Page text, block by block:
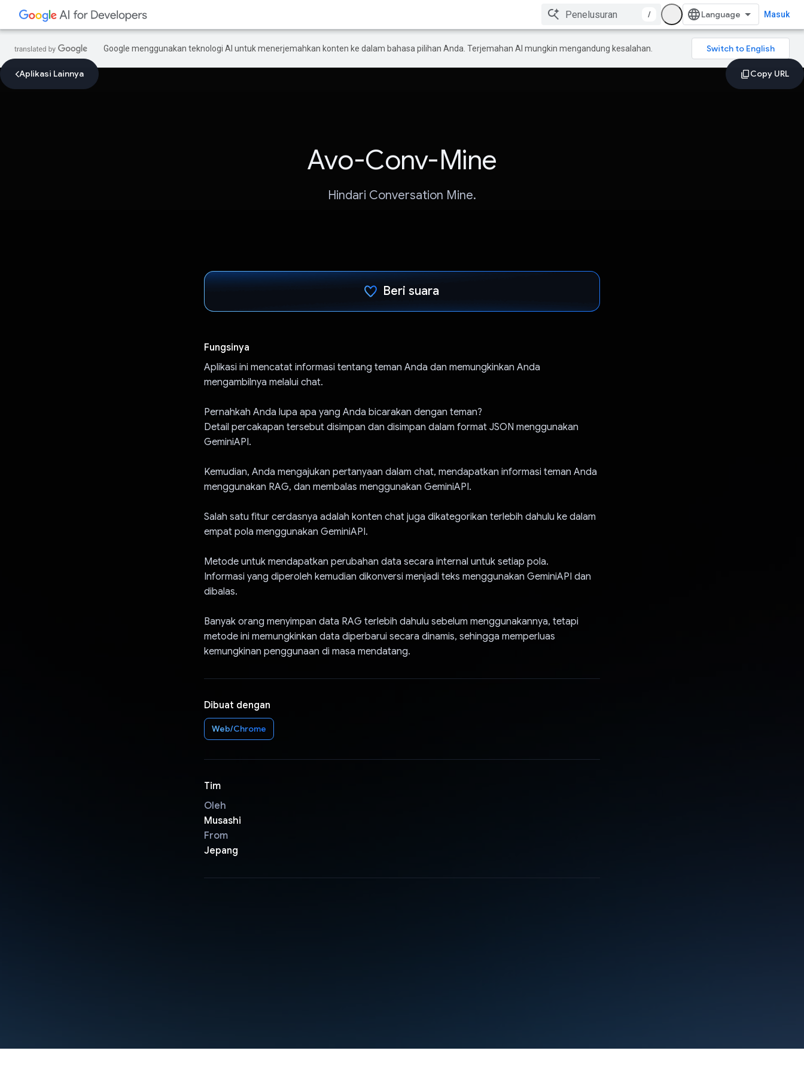
/ Masuk
Google menggunakan teknologi AI untuk menerjemahkan konten ke dalam bahasa pilihan Anda. Terjemahan AI mungkin mengandung kesalahan.
Aplikasi Lainnya
Avo-Conv-Mine
Hindari Conversation Mine.
Beri suara
Fungsinya
Aplikasi ini mencatat informasi tentang teman Anda dan memungkinkan Anda
mengambilnya melalui chat.
Pernahkah Anda lupa apa yang Anda bicarakan dengan teman?
Detail percakapan tersebut disimpan dan disimpan dalam format JSON menggunakan
GeminiAPI.
Kemudian, Anda mengajukan pertanyaan dalam chat, mendapatkan informasi teman Anda
menggunakan RAG, dan membalas menggunakan GeminiAPI.
Salah satu fitur cerdasnya adalah konten chat juga dikategorikan terlebih dahulu ke dalam
empat pola menggunakan GeminiAPI.
Metode untuk mendapatkan perubahan data secara internal untuk setiap pola.
Informasi yang diperoleh kemudian dikonversi menjadi teks menggunakan GeminiAPI dan
dibalas.
Banyak orang menyimpan data RAG terlebih dahulu sebelum menggunakannya, tetapi
metode ini memungkinkan data diperbarui secara dinamis, sehingga memperluas
kemungkinan penggunaan di masa mendatang.
Dibuat dengan
Web/Chrome
Tim
Oleh
Musashi
From
Jepang